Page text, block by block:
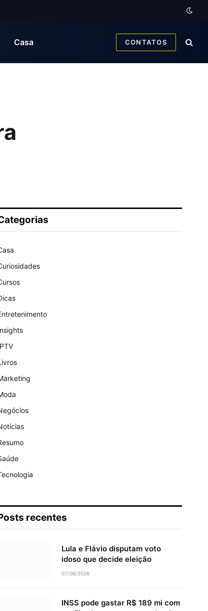
Casa CONTATOS
recentes
Lula e Flávio disputam voto
idoso que decide eleição
07/08/2026
INSS pode gastar R$ 189 mi com